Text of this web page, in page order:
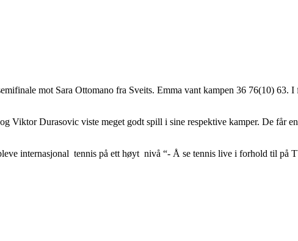
mot Sara Ottomano fra Sveits. Emma vant kampen 36 76(10) 63.
Viktor Durasovic viste meget godt spill i sine respektive kamper. De får
internasjonal tennis på ett høyt nivå “- Å se tennis live i forhold til på